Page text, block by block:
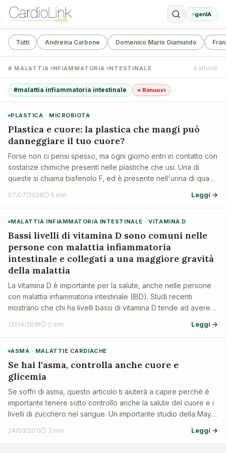
genIA
Tutti Andreina Carbone Domenico Mario Giamundo
# MALATTIA INFIAMMATORIA INTESTINALE 3 articoli
#malattia infiammatoria intestinale × Rimuovi
PLASTICA · MICROBIOTA
Plastica e cuore: la plastica che mangi può
danneggiare il tuo cuore?
Forse non ci pensi spesso, ma ogni giorno entri in contatto con
sostanze chimiche presenti nelle plastiche che usi. Una di
queste si chiama bisfenolo F, ed è presente nell'urina di quasi
tutta la popolazione. Uno studio recente pubblicato su
Circulation ha sco…
07/07/2026⏱ 5 min Leggi →
MALATTIA INFIAMMATORIA INTESTINALE · VITAMINA D
Bassi livelli di vitamina D sono comuni nelle
persone con malattia infiammatoria
intestinale e collegati a una maggiore gravità
della malattia
La vitamina D è importante per la salute, anche nelle persone
con malattia infiammatoria intestinale (IBD). Studi recenti
mostrano che chi ha livelli bassi di vitamina D tende ad avere
una malattia più grave e più complicazioni. Qui spieghiamo
cosa significa q…
12/04/2016⏱ 2 min Leggi →
ASMA · MALATTIE CARDIACHE
Se hai l'asma, controlla anche cuore e
glicemia
Se soffri di asma, questo articolo ti aiuterà a capire perché è
importante tenere sotto controllo anche la salute del cuore e i
livelli di zucchero nel sangue. Un importante studio della Mayo
Clinic ha scoperto che chi ha l'asma può avere un rischio
maggiore d…
24/03/2011⏱ 3 min Leggi →